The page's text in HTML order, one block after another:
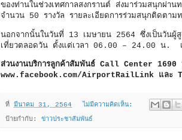
ของท่านในช่วงเทศกาลสงกรานต์ ส่งมาร่วมสนุ
จำนวน 50 รางวัล รายละเอียดการร่วมสนุกติ
นอกจากนั้นในวันที่ 13 เมษายน 2564 ซึ่งเป็นวันผู้
เที่ยวตลอดวัน ตั้งแต่เวลา 06.00 – 24.00 น. เพี
ส่วนงานบริการลูกค้าสัมพันธ์ Call Center 1690
www.facebook.com/AirportRailLink แ
ที่ มีนาคม 31, 2564
ไม่มีความคิดเห็น:
ป้ายกำกับ: ข่าวประชาสัมพันธ์